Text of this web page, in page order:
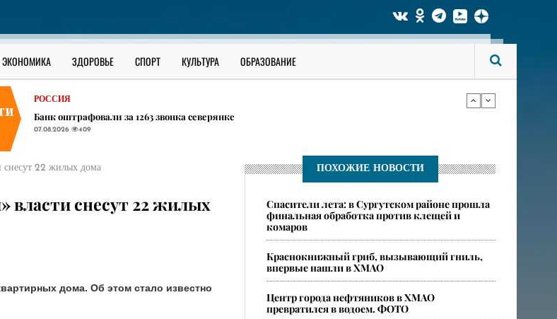
ЭКОНОМИКА ЗДОРОВЬЕ СПОРТ КУЛЬТУРА ОБРАЗОВАНИЕ
07.08.2026 374
РОССИЯ
Банк оштрафовали за 1263 звонка северянке
07.08.2026 409
В Сургутском районе ищут утонувшего в Оби мужчину
374
В соседних ХМАО регионах начали появляться опасные ядовитые пауки
снесут 22 жилых дома
власти снесут 22 жилых
дома. Об этом стало известно
ПОХОЖИЕ НОВОСТИ
Спасители лета: в Сургутском районе прошла
финальная обработка против клещей и
комаров
​Краснокнижный гриб, вызывающий гниль,
впервые нашли в ХМАО
Центр города нефтяников в ХМАО
превратился в водоем. ФОТО